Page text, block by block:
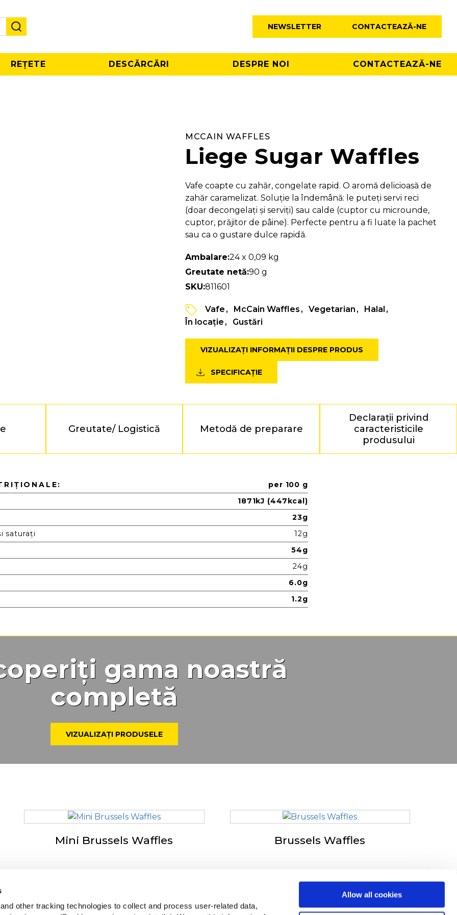
other tracking technologies to collect and process user-related data,
Allow all cookies
NEWSLETTER CONTACTEAZĂ-NE
REȚETE DESCĂRCĂRI DESPRE NOI CONTACTEAZĂ-NE
MCCAIN WAFFLES
Liege Sugar Waffles
Vafe coapte cu zahăr, congelate rapid. O aromă delicioasă de
zahăr caramelizat. Soluție la îndemână: le puteți servi reci
(doar decongelați și serviți) sau calde (cuptor cu microunde,
cuptor, prăjitor de pâine). Perfecte pentru a fi luate la pachet
sau ca o gustare dulce rapidă.
Ambalare:24 x 0,09 kg
Greutate netă:90 g
SKU:811601
Vafe McCain Waffles Vegetarian
Halal
În locație
Gustări
VIZUALIZAȚI INFORMAȚII DESPRE PRODUS
SPECIFICAȚIE
Greutate/ Logistică Metodă de preparare
Declarații privind
caracteristicile
produsului
per 100 g
1871kJ (447kcal)
23g
saturați
12g
54g
24g
6.0g
1.2g
gama noastră
completă
VIZUALIZAȚI PRODUSELE
Mini Brussels Waffles Brussels Waffles
McCain
by Our Roots Vedeți toate țările